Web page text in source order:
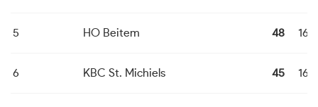
5 HO Beitem 48 16
6 KBC St. Michiels 45 16